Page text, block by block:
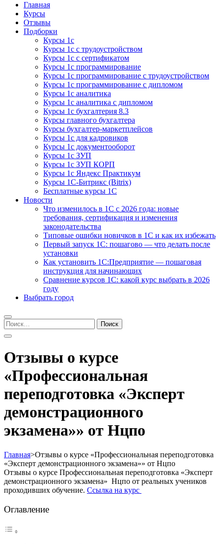
Курсы 1С
Курсы 1С официальная сертификация
Главная
Курсы
Отзывы
Подборки
Курсы 1с
Курсы 1с с трудоустройством
Курсы 1с с сертификатом
Курсы 1с программирование
Курсы 1с программирование с трудоустройством
Курсы 1с программирование с дипломом
Курсы 1с аналитика
Курсы 1с аналитика с дипломом
Курсы 1с бухгалтерия 8.3
Курсы главного бухгалтера
Курсы бухгалтер-маркетплейсов
Курсы 1с для кадровиков
Курсы 1с документооборот
Курсы 1с ЗУП
Курсы 1с ЗУП КОРП
Курсы 1с Яндекс Практикум
Курсы 1С-Битрикс (Bitrix)
Бесплатные курсы 1С
Новости
Что изменилось в 1С с 2026 года: новые
требования, сертификация и изменения
законодательства
Типовые ошибки новичков в 1С и как их избежать
Первый запуск 1С: пошагово — что делать после
установки
Как установить 1С:Предприятие — пошаговая
инструкция для начинающих
Сравнение курсов 1С: какой курс выбрать в 2026
году
Выбрать город
Найти:
Отзывы о курсе
«Профессиональная
переподготовка «Эксперт
демонстрационного
экзамена»» от Нцпо
Главная>Отзывы о курсе «Профессиональная переподготовка
«Эксперт демонстрационного экзамена»» от Нцпо
Отзывы о курсе Профессиональная переподготовка «Эксперт
демонстрационного экзамена» Нцпо от реальных учеников
проходивших обучение. Ссылка на курс
Оглавление